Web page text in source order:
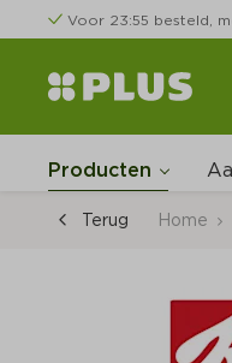
Voor 23:55 besteld,
Producten
Terug Home